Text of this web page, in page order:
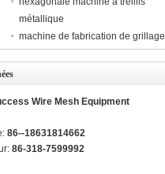
métallique
machine de fabrication de grillage
Wire Mesh Equipment
86--18631814662
86-318-7599992